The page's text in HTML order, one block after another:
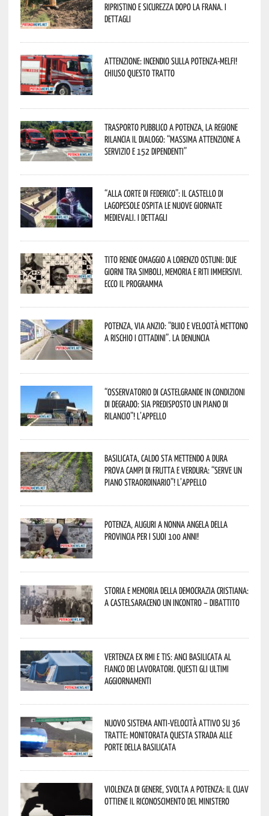
ripristino e sicurezza dopo la frana. I
dettagli
Attenzione: incendio sulla Potenza-Melfi!
Chiuso questo tratto
Trasporto pubblico a Potenza, la Regione
rilancia il dialogo: “Massima attenzione a
servizio e 152 dipendenti”
“Alla corte di Federico”: il Castello di
Lagopesole ospita le nuove Giornate
Medievali. I dettagli
Tito rende omaggio a Lorenzo Ostuni: due
giorni tra simboli, memoria e riti immersivi.
Ecco il programma
Potenza, Via Anzio: “Buio e velocità mettono
a rischio i cittadini”. La denuncia
“Osservatorio di Castelgrande in condizioni
di degrado: sia predisposto un piano di
rilancio”! L’appello
Basilicata, caldo sta mettendo a dura
prova campi di frutta e verdura: “Serve un
piano straordinario”! L’appello
Potenza, auguri a nonna Angela della
provincia per i suoi 100 anni!
Storia e memoria della Democrazia Cristiana:
a Castelsaraceno un incontro – dibattito
Vertenza ex RMI e TIS: ANCI Basilicata al
fianco dei lavoratori. Questi gli ultimi
aggiornamenti
Nuovo sistema anti-velocità attivo su 36
tratte: monitorata questa strada alle
porte della Basilicata
Violenza di genere, svolta a Potenza: il CUAV
ottiene il riconoscimento del Ministero